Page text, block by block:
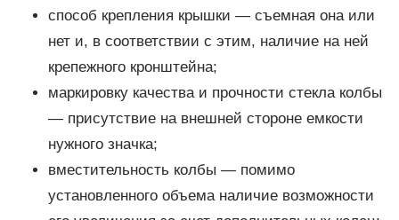
способ крепления крышки — съемная она или
нет и, в соответствии с этим, наличие на ней
крепежного кронштейна;
маркировку качества и прочности стекла колбы
— присутствие на внешней стороне емкости
нужного значка;
вместительность колбы — помимо
установленного объема наличие возможности